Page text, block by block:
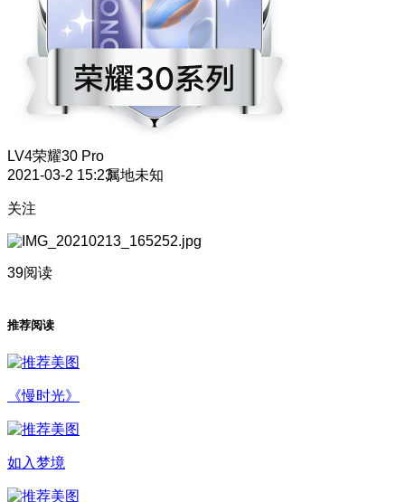
LV4荣耀30 Pro
2021-03-2 15:23属地未知
关注
39阅读
推荐阅读
《慢时光》
如入梦境